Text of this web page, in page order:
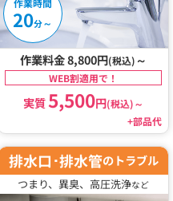
作業時間
20分～
作業料金 8,800円(税込) ～
WEB割適用で！
実質5,500円(税込)～
+部品代
排水口･排水管のトラブル
つまり、異臭、高圧洗浄など